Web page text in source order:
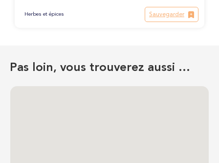
Herbes et épices Sauvegarder
Pas loin, vous trouverez aussi …